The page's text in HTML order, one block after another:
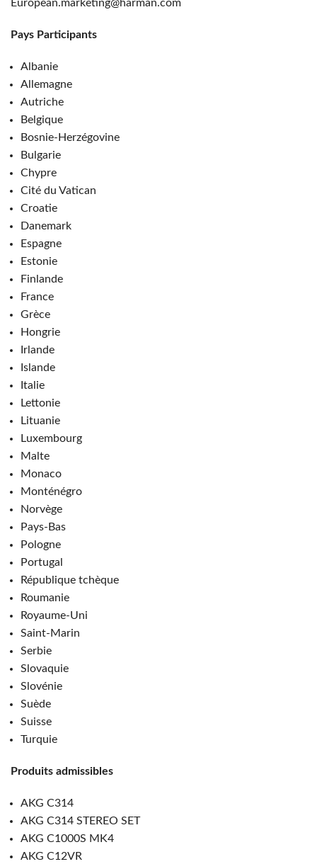
European.marketing@harman.com
Pays Participants
Albanie
Allemagne
Autriche
Belgique
Bosnie-Herzégovine
Bulgarie
Chypre
Cité du Vatican
Croatie
Danemark
Espagne
Estonie
Finlande
France
Grèce
Hongrie
Irlande
Islande
Italie
Lettonie
Lituanie
Luxembourg
Malte
Monaco
Monténégro
Norvège
Pays-Bas
Pologne
Portugal
République tchèque
Roumanie
Royaume-Uni
Saint-Marin
Serbie
Slovaquie
Slovénie
Suède
Suisse
Turquie
Produits admissibles
AKG C314
AKG C314 STEREO SET
AKG C1000S MK4
AKG C12VR